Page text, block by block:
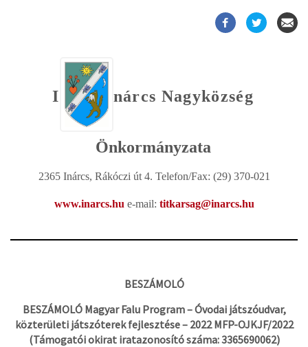
I nárcs Nagyközség
Önkormányzata
2365 Inárcs, Rákóczi út 4. Telefon/Fax: (29) 370-021
www.inarcs.hu e-mail: titkarsag@inarcs.hu
BESZÁMOLÓ
BESZÁMOLÓ Magyar Falu Program – Óvodai játszóudvar,
közterületi játszóterek fejlesztése – 2022 MFP-OJKJF/2022
(Támogatói okirat iratazonosító száma: 3365690062)